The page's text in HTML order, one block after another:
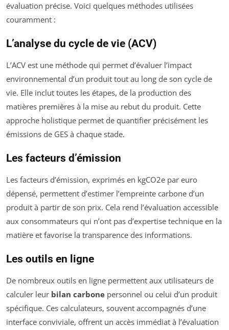
évaluation précise. Voici quelques méthodes utilisées
couramment :
L’analyse du cycle de vie (ACV)
L’ACV est une méthode qui permet d’évaluer l’impact
environnemental d’un produit tout au long de son cycle de
vie. Elle inclut toutes les étapes, de la production des
matières premières à la mise au rebut du produit. Cette
approche holistique permet de quantifier précisément les
émissions de GES à chaque stade.
Les facteurs d’émission
Les facteurs d’émission, exprimés en kgCO2e par euro
dépensé, permettent d’estimer l’empreinte carbone d’un
produit à partir de son prix. Cela rend l’évaluation accessible
aux consommateurs qui n’ont pas d’expertise technique en la
matière et favorise la transparence des informations.
Les outils en ligne
De nombreux outils en ligne permettent aux utilisateurs de
calculer leur bilan carbone personnel ou celui d’un produit
spécifique. Ces calculateurs, souvent accompagnés d’une
interface conviviale, offrent un accès immédiat à l’évaluation